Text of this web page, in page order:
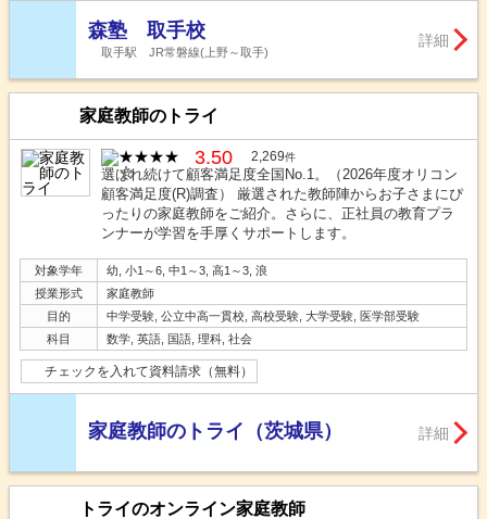
森塾 取手校
取手駅 JR常磐線(上野～取手)
詳細
家庭教師のトライ
3.50 2,269件
選ばれ続けて顧客満足度全国No.1。（2026年度オリコン
顧客満足度(R)調査） 厳選された教師陣からお子さまにぴ
ったりの家庭教師をご紹介。さらに、正社員の教育プラ
ンナーが学習を手厚くサポートします。
対象学年
幼, 小1～6, 中1～3, 高1～3, 浪
授業形式
家庭教師
目的
中学受験, 公立中高一貫校, 高校受験, 大学受験, 医学部受験
科目
数学, 英語, 国語, 理科, 社会
チェックを入れて資料請求（無料）
家庭教師のトライ（茨城県） 詳細
トライのオンライン家庭教師